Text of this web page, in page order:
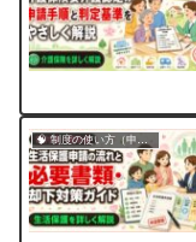
🧠 制度の使い方（申請・相談など）